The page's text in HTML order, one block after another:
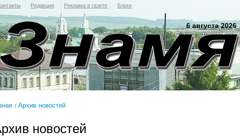
Редакция Реклама в газете Блоги
6 августа 2026
Архив новостей
новостей